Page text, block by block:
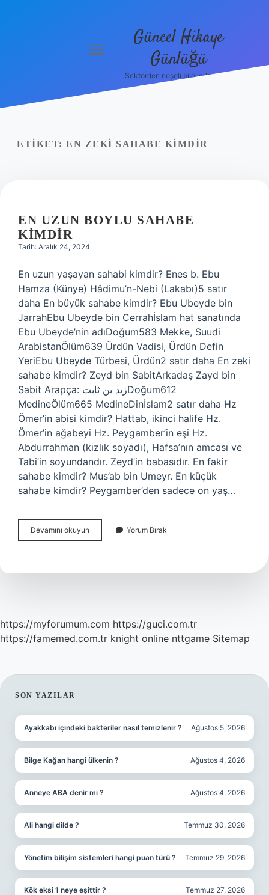
menüyü
Güncel Hikaye
Günlüğü
Sektörden neşeli bilgilerle tanış!
ETIKET: EN ZEKI SAHABE KIMDIR
EN UZUN BOYLU SAHABE
KIMDIR
Tarih: Aralık 24, 2024
En uzun yaşayan sahabi kimdir? Enes b. Ebu
Hamza (Künye) Hâdimu’n-Nebi (Lakabı)5 satır
daha En büyük sahabe kimdir? Ebu Ubeyde bin
JarrahEbu Ubeyde bin Cerrahİslam hat sanatında
Ebu Ubeyde’nin adıDoğum583 Mekke, Suudi
ArabistanÖlüm639 Ürdün Vadisi, Ürdün Defin
YeriEbu Ubeyde Türbesi, Ürdün2 satır daha En zeki
sahabe kimdir? Zeyd bin SabitArkadaş Zayd bin
Sabit Arapça: زيد بن ثابتDoğum612
MedineÖlüm665 MedineDinİslam2 satır daha Hz
Ömer’in abisi kimdir? Hattab, ikinci halife Hz.
Ömer’in ağabeyi Hz. Peygamber’in eşi Hz.
Abdurrahman (kızlık soyadı), Hafsa’nın amcası ve
Tabi’in soyundandır. Zeyd’in babasıdır. En fakir
sahabe kimdir? Mus’ab bin Umeyr. En küçük
sahabe kimdir? Peygamber’den sadece on yaş…
Devamını okuyun
Uzun
Kimdir
Yorum Bırak
https://myforumum.com https://guci.com.tr
https://famemed.com.tr knight online nttgame Sitemap
SIDEBAR
SON YAZILAR
Ayakkabı içindeki bakteriler nasıl temizlenir ? Ağustos 5, 2026
Bilge Kağan hangi ülkenin ? Ağustos 4, 2026
Anneye ABA denir mi ? Ağustos 4, 2026
Ali hangi dilde ? Temmuz 30, 2026
Yönetim bilişim sistemleri hangi puan türü ? Temmuz 29, 2026
Kök eksi 1 neye eşittir ? Temmuz 27, 2026